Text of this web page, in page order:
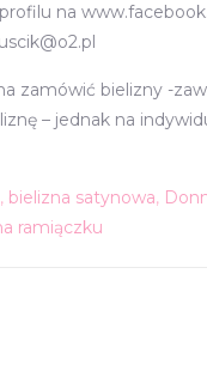
na
zamówić bielizny -
– jednak na
, bielizna satynowa,
ramiączku